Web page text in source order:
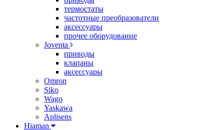
термостаты
частотные преобразователи
аксессуары
прочее оборудование
Joventa
приводы
клапаны
аксессуары
Omron
Siko
Wago
Yaskawa
Aplisens
Hiaman